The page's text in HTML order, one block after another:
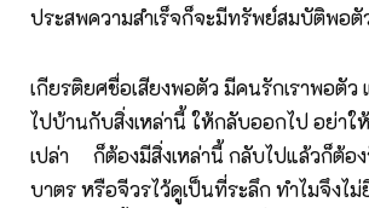
ประสพความสำเร็จก็จะมีทรัพย์สมบัติพอตั
เกียรติยศชื่อเสียงพอตัว มีคนรักเราพอตัว
ไปบ้านกับสิ่งเหล่านี้ ให้กลับออกไป อย่าให้
เปล่า ก็ต้องมีสิ่งเหล่านี้ กลับไปแล้วก็ต้อง
บาตร หรือจีวรไว้ดูเป็นที่ระลึก ทำไมจึงไ